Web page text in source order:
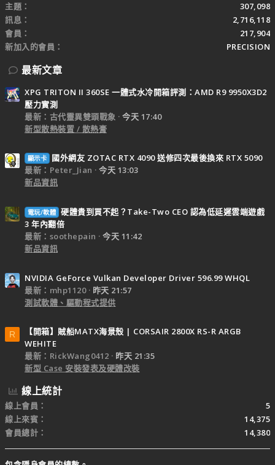
主題
307,098
訊息
2,716,118
會員
217,904
新加入的會員
PRECISION
最新文章
XPG TRITON II 360SE 一體式水冷開箱評測：AMD R9 9950X3D2
壓力實測
最新：古代靈異雙頭戰象
今天 17:40
新型散熱裝置 / 散熱膏
顯示卡
國外網友 ZOTAC RTX 4090 送修四次最後換來 RTX 5090
最新：Peter_Jian
今天 13:03
新品資訊
電玩/軟體 硬體貴到買不起？Take-Two CEO 認為低延遲雲端遊戲
3 年內翻倍
最新：soothepain
今天 11:42
新品資訊
NVIDIA GeForce Vulkan Developer Driver 596.99 WHQL
最新：mhp1120
昨天 21:57
測試軟體、驅動程式提供
R
【開箱】賊船MATX海景殼 | CORSAIR 2800X RS-R ARGB
WEHITE
最新：RickWang0412
昨天 21:35
新型 Case 安裝發表及硬體改裝
線上統計
線上會員
5
線上來賓
14,375
會員總計
14,380